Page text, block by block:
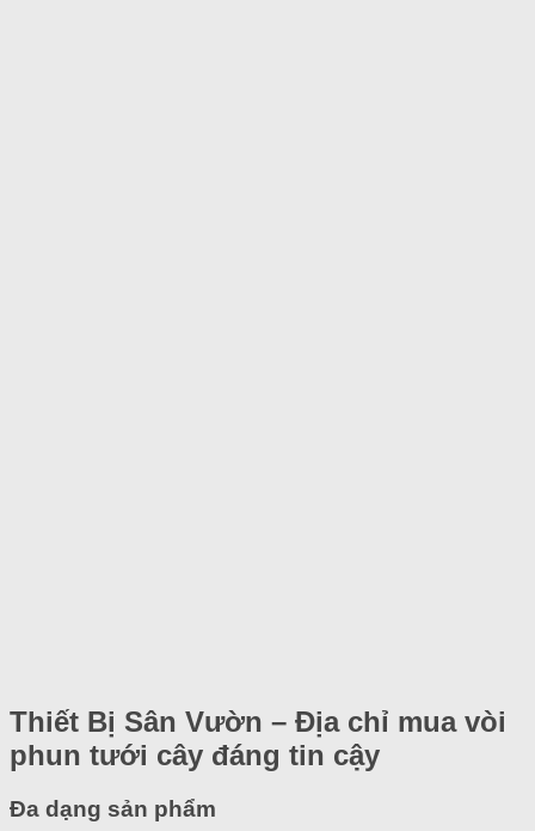
Thiết Bị Sân Vườn – Địa chỉ mua vòi
phun tưới cây đáng tin cậy
Đa dạng sản phẩm